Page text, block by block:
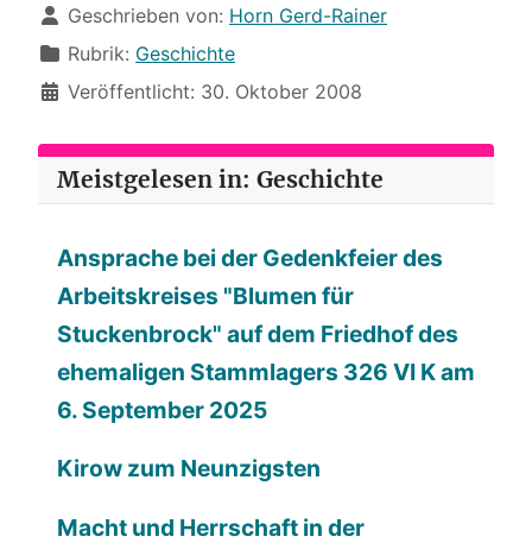
Details
Geschrieben von: Horn Gerd-Rainer
Rubrik: Geschichte
Veröffentlicht: 30. Oktober 2008
Meistgelesen in: Geschichte
Ansprache bei der Gedenkfeier des
Arbeitskreises "Blumen für
Stuckenbrock" auf dem Friedhof des
ehemaligen Stammlagers 326 VI K am
6. September 2025
Kirow zum Neunzigsten
Macht und Herrschaft in der